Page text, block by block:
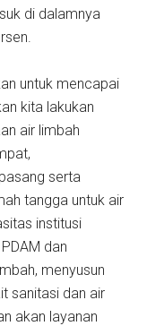
di dalamnya
untuk mencapai
kita lakukan
air limbah
serta
tangga untuk air
institusi
dan
menyusun
sanitasi dan air
akan layanan